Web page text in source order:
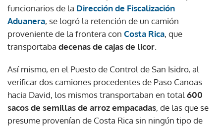
funcionarios de la Dirección de Fiscalización
Aduanera, se logró la retención de un camión
proveniente de la frontera con Costa Rica, que
transportaba decenas de cajas de licor
Así mismo, en el Puesto de Control de San Isidro, al
verificar dos camiones procedentes de Paso Canoas
hacia David, los mismos transportaban en total 600
sacos de semillas de arroz empacadas, de las que se
presume provenían de Costa Rica sin ningún tipo de